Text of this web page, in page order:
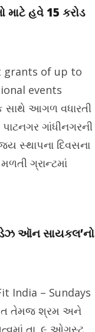
માટે હવે 15 કરોડ
grants of up to
events
સાથે આગળ વધારતી
ગાંધીનગરની
સ્થાપના દિવસના
ગ્રાન્ટમાં
ઑન સાયકલ’નો
India – Sundays
તેમજ શ્રમ અને
તા. ૯ ઓગસ્ટ,